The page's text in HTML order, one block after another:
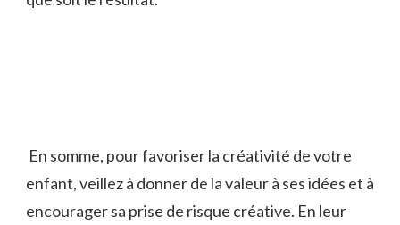
⁤ En somme, ‍pour favoriser la ⁢créativité de⁣ votre
enfant,⁣ veillez à donner ‌de​ la⁤ valeur‍ à⁤ ses⁢ idées et à
encourager sa prise de risque créative. En leur